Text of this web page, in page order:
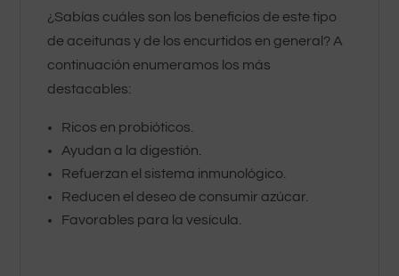
¿Sabías cuáles son los beneficios de este tipo
de aceitunas y de los encurtidos en general? A
continuación enumeramos los más
destacables:
Ricos en probióticos.
Ayudan a la digestión.
Refuerzan el sistema inmunológico.
Reducen el deseo de consumir azúcar.
Favorables para la vesícula.